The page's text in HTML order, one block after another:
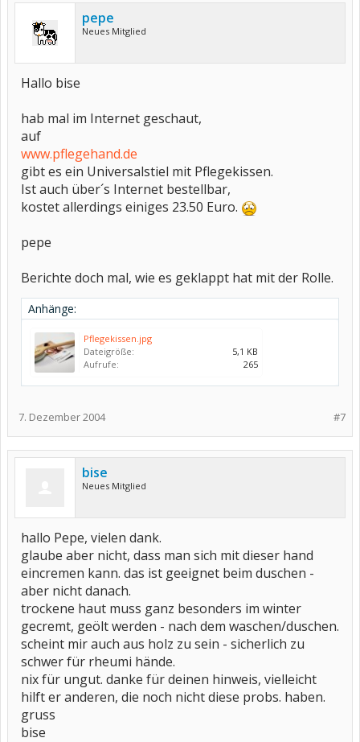
pepe
Neues Mitglied
Hallo bise
hab mal im Internet geschaut,
auf
www.pflegehand.de
gibt es ein Universalstiel mit Pflegekissen.
Ist auch über´s Internet bestellbar,
kostet allerdings einiges 23.50 Euro.
pepe
Berichte doch mal, wie es geklappt hat mit der Rolle.
Anhänge:
Pflegekissen.jpg
Dateigröße:
5,1 KB
Aufrufe:
265
#7
7. Dezember 2004
bise
Neues Mitglied
hallo Pepe, vielen dank.
glaube aber nicht, dass man sich mit dieser hand
eincremen kann. das ist geeignet beim duschen -
aber nicht danach.
trockene haut muss ganz besonders im winter
gecremt, geölt werden - nach dem waschen/duschen.
scheint mir auch aus holz zu sein - sicherlich zu
schwer für rheumi hände.
nix für ungut. danke für deinen hinweis, vielleicht
hilft er anderen, die noch nicht diese probs. haben.
gruss
bise